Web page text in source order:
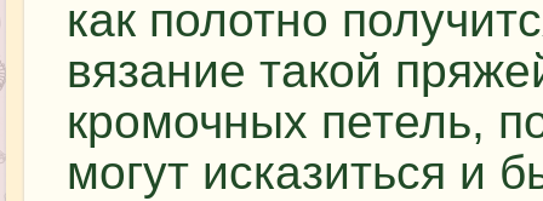
как полотно
вязание такой
кромочных петель,
могут исказиться и